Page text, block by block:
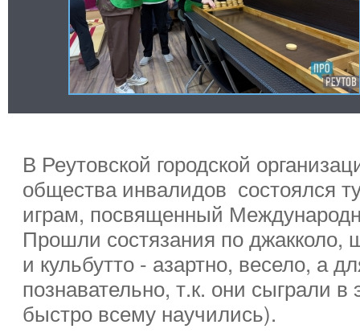
В Реутовской городской
общества инвалидов состоялся
играм, посвященный
Прошли состязания по джакколо,
и кульбутто - азартно, весело, а
познавательно, т.к. они сыграли
быстро всему научились).